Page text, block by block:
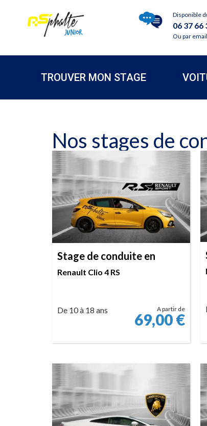
Disponible
06 37 66
Ou par
TROUVER MON STAGE
Nos stages de
Stage de conduite en
Renault Clio 4 RS
De 10 à 18 ans A partir de
69,00€